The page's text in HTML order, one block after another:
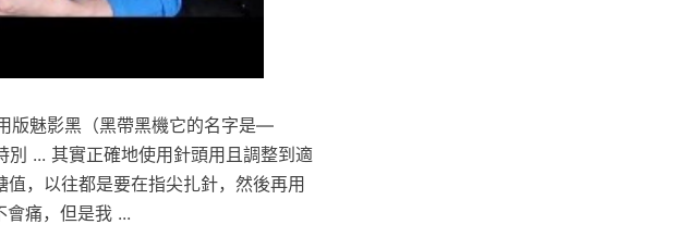
版魅影黑（黑帶黑機它的名字是—
... 其實正確地使用針頭用且調整到適
，以往都是要在指尖扎針，然後再用
會痛，但是我 ...